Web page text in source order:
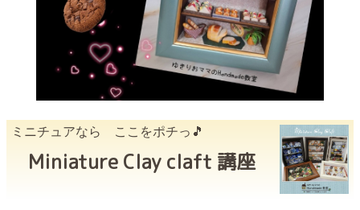
ミニチュアなら ここをポチっ🎵
Miniature Clay claft 講座